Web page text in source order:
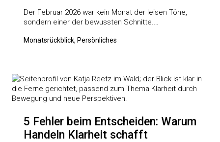
Der Februar 2026 war kein Monat der leisen Töne,
sondern einer der bewussten Schnitte.…
Monatsrückblick, Persönliches
5 Fehler beim Entscheiden: Warum
Handeln Klarheit schafft